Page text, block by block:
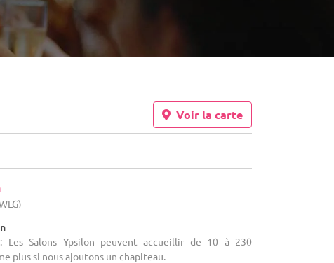
Voir la carte
Les Salons Ypsilon peuvent accueillir de 10 à 230
plus si nous ajoutons un chapiteau.